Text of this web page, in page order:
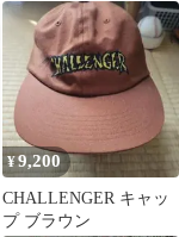
プ キャップ
¥9,200
CHALLENGER キャッ
プ ブラウン